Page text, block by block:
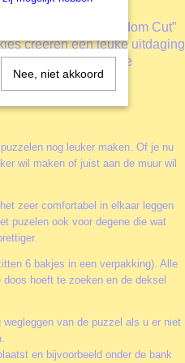
legpuzzels de “Random Cut”
creëren een leuke uitdaging
dan de voorspelbare
nog leuker maken. Of je nu
wil maken of juist aan de muur wil
zeer comfortabel in elkaar leggen
puzelen ook voor degene die wat
6 bakjes in een verpakking). Alle
hoeft te zoeken en de deksel
van de puzzel als u er niet
.
en bijvoorbeeld onder de bank
Nee, niet akkoord